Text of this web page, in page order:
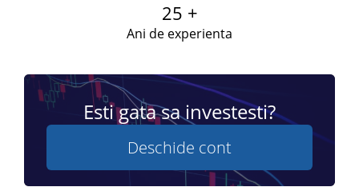
25 +
Ani de experienta
Esti gata sa investesti?
Deschide cont